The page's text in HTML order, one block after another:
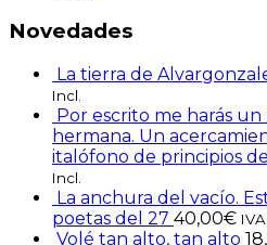
Novedades
La tierra de
Incl.
Por escrito me harás
hermana. Un
italófono de principios
Incl.
La anchura del vacío.
poetas del 27 40,00€
Volé tan alto, tan alto